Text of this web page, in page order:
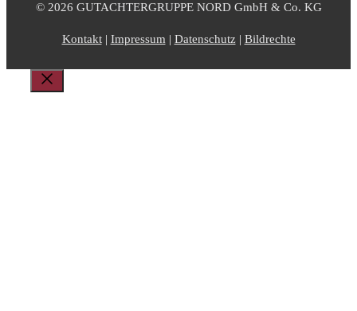
© 2026 GUTACHTERGRUPPE NORD GmbH & Co. KG
Kontakt| Impressum| Datenschutz| Bildrechte
Schließen